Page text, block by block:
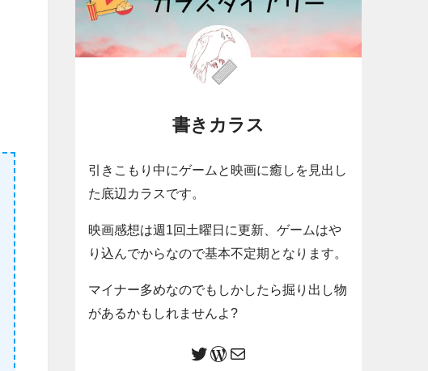
書きカラス
引きこもり中にゲームと映画に癒しを見出し
た底辺カラスです。
映画感想は週1回土曜日に更新、ゲームはや
り込んでからなので基本不定期となります。
マイナー多めなのでもしかしたら掘り出し物
があるかもしれませんよ?